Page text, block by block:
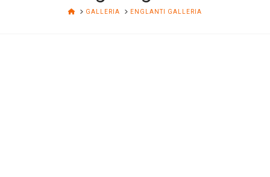
HOMEGALLERIA ENGLANTI GALLERIA